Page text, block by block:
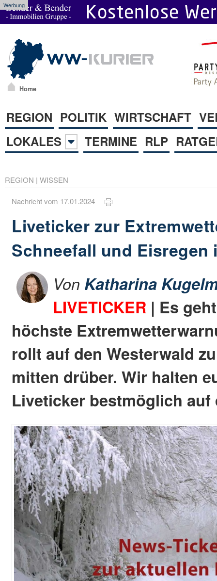
Werbung
Home
REGION POLITIK WIRTSCHAFT
LOKALES
TERMINE RLP
REGION | WISSEN
Nachricht vom 17.01.2024
Liveticker zur
Schneefall und Eisregen
Von Katharina
LIVETICKER | Es
höchste
rollt auf den Westerwald
mitten drüber. Wir halten
Liveticker bestmöglich auf